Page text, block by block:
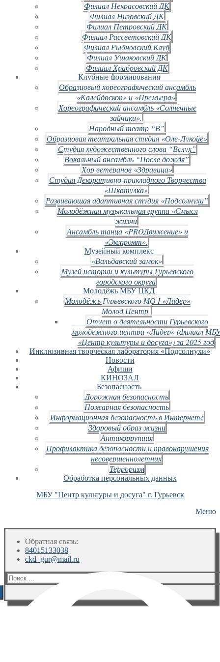
Филиал Некрасовский ДК
Филиал Низовский ДК
Филиал Петровский ДК
Филиал Рассветовский ДК
Филиал Рыбновский Клуб
Филиал Ушаковский ДК
Филиал Храбровский ДК
Клубные формирования
Образцовый хореографический ансамбль
«Калейдоскоп» и «Премьера»
Хореографический ансамбль «Солнечные
зайчики».
Народный театр “В”
Образцовая театральная студия «Оле-Лукойе»
Студия художественного слова “Вслух”
Вокальный ансамбль “После дождя”
Хор ветеранов «Здравица»
Студия Декоративно-прикладного Творчества
«Шкатулка»
Развивающая адаптивная студия «Подсолнухи”
Молодёжная музыкальная группа «Смысл
жизни
Ансамбль танца «PROДвижение» и
«Экспромт».
Музейный комплекс
«Вальдавский замок»
Музей истории и культуры Гурьевского
городского округа
Молодёжь МБУ ЦКД
Молодёжь Гурьевского МО I «Лидер»
Молод.Центр
Отчет о деятельности Гурьевского
молодежного центра «Лидер» (филиал
«Центр культуры и досуга») за 2025 год
Инклюзивная творческая лаборатория «Подсолнухи»
Новости
Афиши
КИНОЗАЛ
Безопасность
Дорожная безопасность
Пожарная безопасность
Информационная безопасность в Интернете
Здоровый образ жизни
Антикоррупция
Профилактика безопасности и правонарушения
несовершеннолетних
Терроризм
Обработка персональных данных
МБУ "Центр культуры и досуга" г. Гурьевск
Меню
Обратная связь:
84015133038
ckd_gur@mail.ru
Искать: